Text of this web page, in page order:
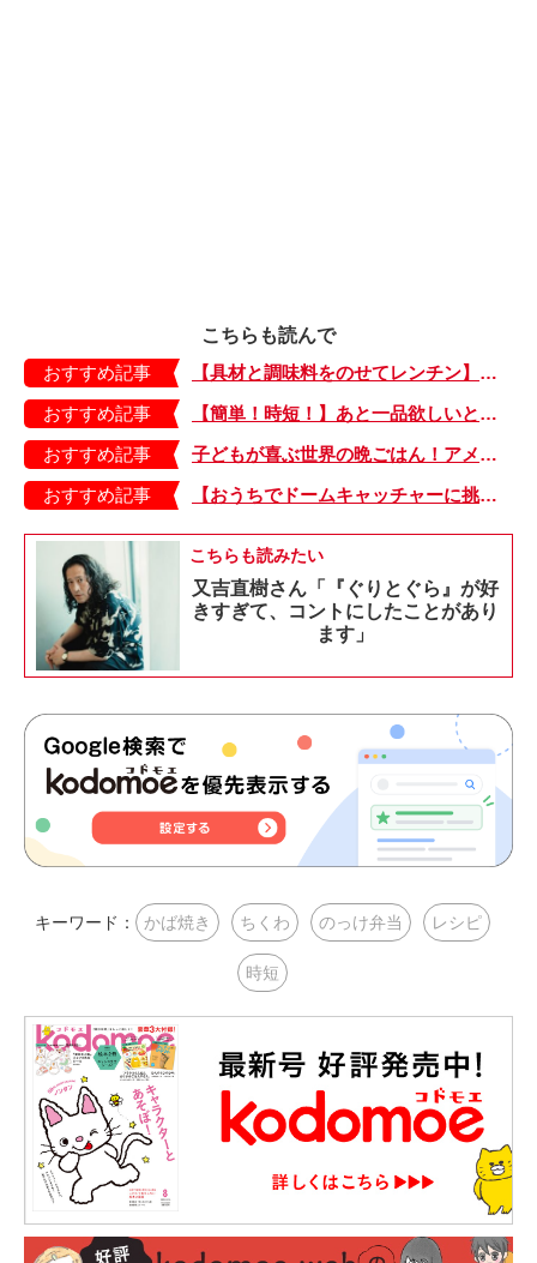
こちらも読んで
おすすめ記事
【具材と調味料をのせてレンチン】ケチャップ×バターの王道味！「うどんナポリタン」のできあがり♪
おすすめ記事
【簡単！時短！】あと一品欲しいときにおすすめの「卵とレタスの炒めもの」のレシピ
おすすめ記事
子どもが喜ぶ世界の晩ごはん！アメリカのフライドチキン＆フライドポテト
おすすめ記事
【おうちでドームキャッチャーに挑戦だ】アンパンマン わくわくドームキャッチャー
こちらも読みたい
又吉直樹さん「『ぐりとぐら』が好
きすぎて、コントにしたことがあり
ます」
キーワード： かば焼き ちくわ のっけ弁当 レシピ
時短